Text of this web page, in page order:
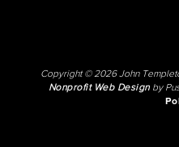
Copyright © 2026 John
Nonprofit Web Designby